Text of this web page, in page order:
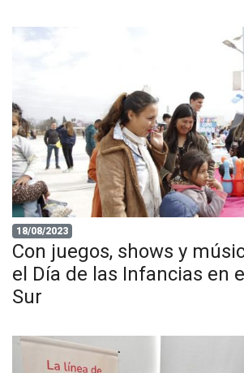
18/08/2023
Con juegos, shows y
el Día de las Infancias en
Sur